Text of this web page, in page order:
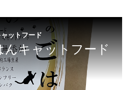
ットフード
んキャットフード